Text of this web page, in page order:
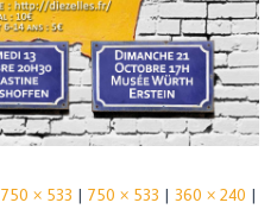
750 × 533 | 750 × 533 | 360 × 240 |